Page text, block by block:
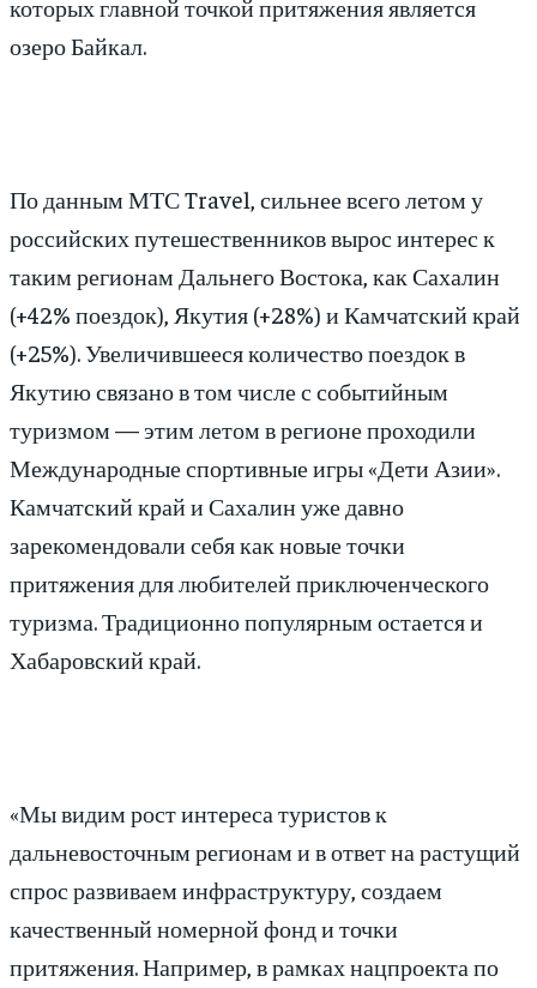
которых главной точкой притяжения является
озеро Байкал.
По данным МТС Travel, сильнее всего летом у
российских путешественников вырос интерес к
таким регионам Дальнего Востока, как Сахалин
(+42% поездок), Якутия (+28%) и Камчатский край
(+25%). Увеличившееся количество поездок в
Якутию связано в том числе с событийным
туризмом — этим летом в регионе проходили
Международные спортивные игры «Дети Азии».
Камчатский край и Сахалин уже давно
зарекомендовали себя как новые точки
притяжения для любителей приключенческого
туризма. Традиционно популярным остается и
Хабаровский край.
«Мы видим рост интереса туристов к
дальневосточным регионам и в ответ на растущий
спрос развиваем инфраструктуру, создаем
качественный номерной фонд и точки
притяжения. Например, в рамках нацпроекта по